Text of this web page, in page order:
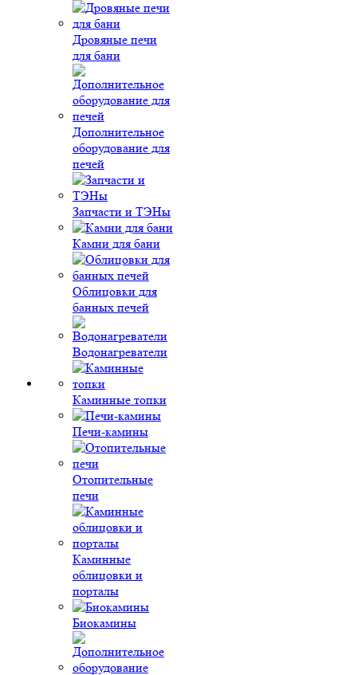
Дровяные печи
для бани
Дополнительное
оборудование для
печей
Запчасти и ТЭНы
Камни для бани
Облицовки для
банных печей
Водонагреватели
Каминные топки
Печи-камины
Отопительные
печи
Каминные
облицовки и
порталы
Биокамины